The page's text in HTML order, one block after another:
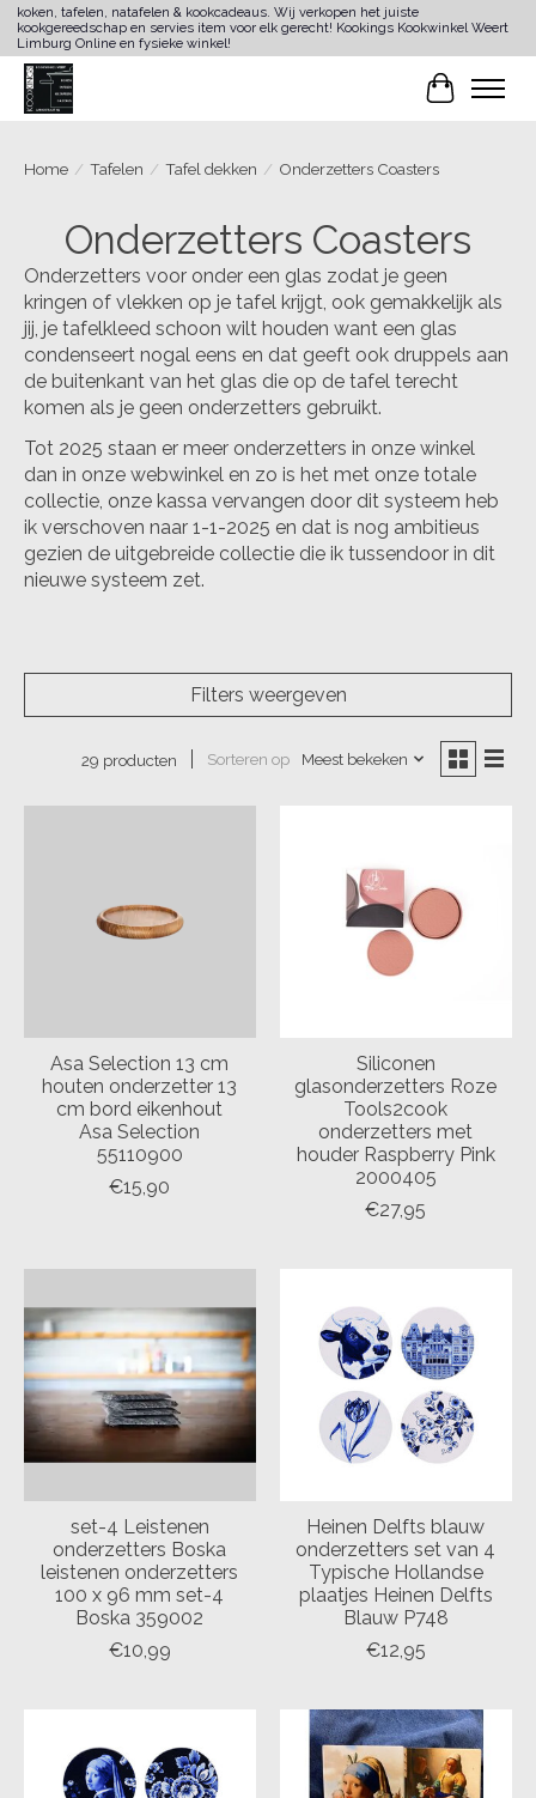
koken, tafelen, natafelen & kookcadeaus. Wij verkopen het juiste
kookgereedschap en servies item voor elk gerecht! Kookings Kookwinkel Weert
Limburg Online en fysieke winkel!
Home / Tafelen / Tafel dekken / Onderzetters Coasters
Onderzetters Coasters
Onderzetters voor onder een glas zodat je geen
kringen of vlekken op je tafel krijgt, ook gemakkelijk als
jij, je tafelkleed schoon wilt houden want een glas
condenseert nogal eens en dat geeft ook druppels aan
de buitenkant van het glas die op de tafel terecht
komen als je geen onderzetters gebruikt.
Tot 2025 staan er meer onderzetters in onze winkel
dan in onze webwinkel en zo is het met onze totale
collectie, onze kassa vervangen door dit systeem heb
ik verschoven naar 1-1-2025 en dat is nog ambitieus
gezien de uitgebreide collectie die ik tussendoor in dit
nieuwe systeem zet.
Filters weergeven
29 producten Sorteren op Meest bekeken
Asa Selection 13 cm
houten onderzetter 13
cm bord eikenhout
Asa Selection
55110900
€15,90
Siliconen
glasonderzetters Roze
Tools2cook
onderzetters met
houder Raspberry Pink
2000405
€27,95
set-4 Leistenen
onderzetters Boska
leistenen onderzetters
100 x 96 mm set-4
Boska 359002
€10,99
Heinen Delfts blauw
onderzetters set van 4
Typische Hollandse
plaatjes Heinen Delfts
Blauw P748
€12,95